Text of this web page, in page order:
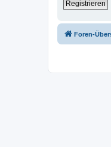
Registrieren
Foren-